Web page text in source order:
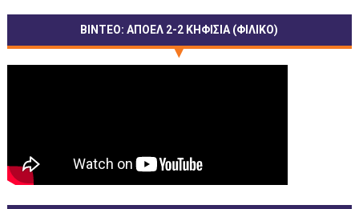
ΒΙΝΤΕΟ: ΑΠΟΕΛ 2-2 ΚΗΦΙΣΙΑ (ΦΙΛΙΚΟ)